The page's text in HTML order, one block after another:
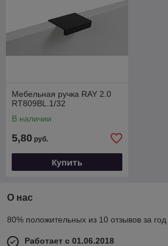
Мебельная ручка RAY 2.0
RT809BL.1/32
В наличии
5,80 руб.
Купить
О нас
80% положительных из 10 отзывов за год
Работает с 01.06.2018